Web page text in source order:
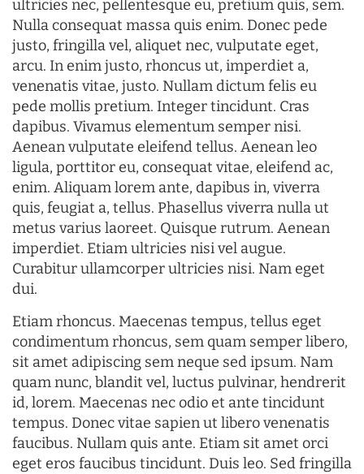
ultricies nec, pellentesque eu, pretium quis, sem.
Nulla consequat massa quis enim. Donec pede
justo, fringilla vel, aliquet nec, vulputate eget,
arcu. In enim justo, rhoncus ut, imperdiet a,
venenatis vitae, justo. Nullam dictum felis eu
pede mollis pretium. Integer tincidunt. Cras
dapibus. Vivamus elementum semper nisi.
Aenean vulputate eleifend tellus. Aenean leo
ligula, porttitor eu, consequat vitae, eleifend ac,
enim. Aliquam lorem ante, dapibus in, viverra
quis, feugiat a, tellus. Phasellus viverra nulla ut
metus varius laoreet. Quisque rutrum. Aenean
imperdiet. Etiam ultricies nisi vel augue.
Curabitur ullamcorper ultricies nisi. Nam eget
dui.
Etiam rhoncus. Maecenas tempus, tellus eget
condimentum rhoncus, sem quam semper libero,
sit amet adipiscing sem neque sed ipsum. Nam
quam nunc, blandit vel, luctus pulvinar, hendrerit
id, lorem. Maecenas nec odio et ante tincidunt
tempus. Donec vitae sapien ut libero venenatis
faucibus. Nullam quis ante. Etiam sit amet orci
eget eros faucibus tincidunt. Duis leo. Sed fringilla